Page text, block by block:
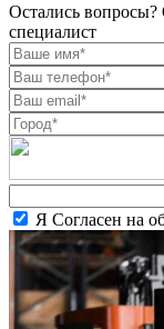
Остались вопросы?
специалист
Я Согласен на